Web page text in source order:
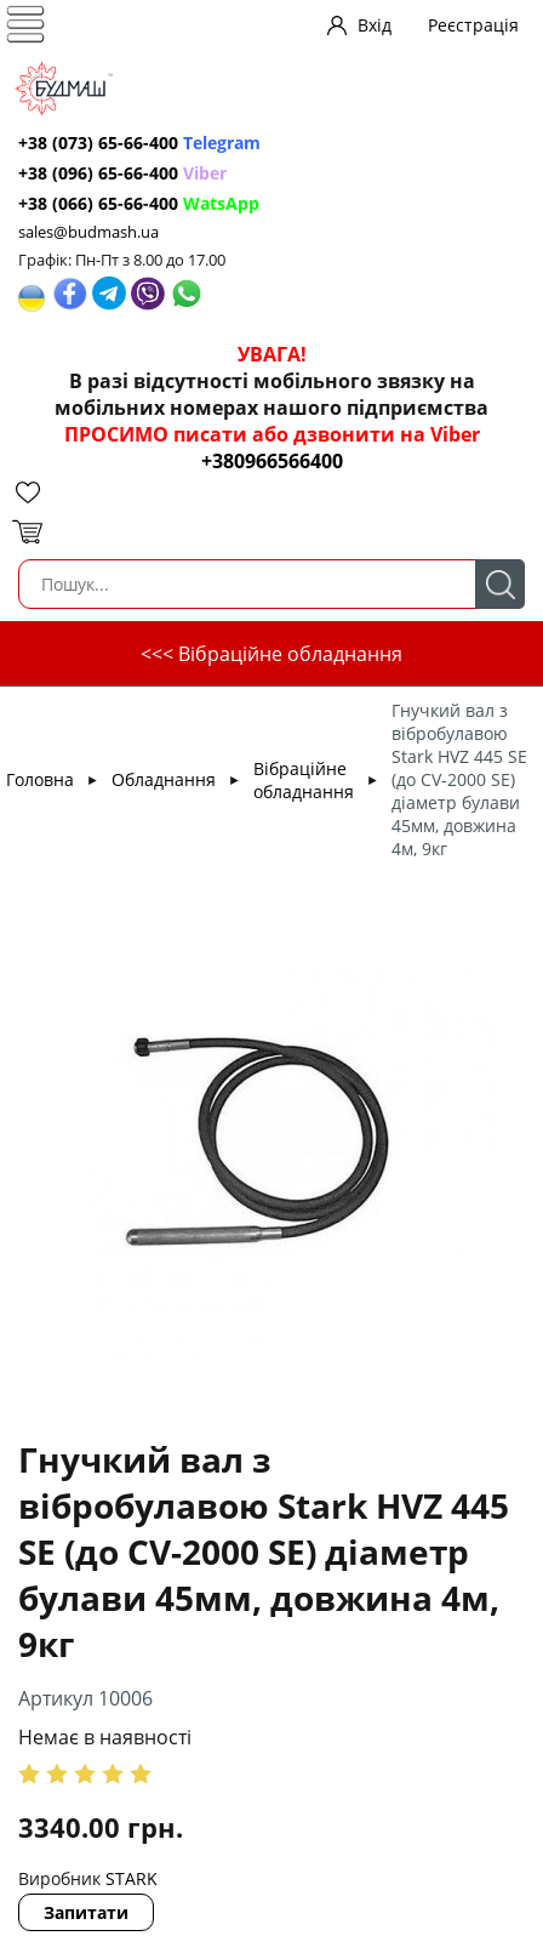
Вхід Реєстрація
+38 (073) 65-66-400 Telegram
+38 (096) 65-66-400 Viber
+38 (066) 65-66-400 WatsApp
sales@budmash.ua
Графік: Пн-Пт з 8.00 до 17.00
УВАГА!
В разі відсутності мобільного звязку на
мобільних номерах нашого підприємства
ПРОСИМО писати або дзвонити на Viber
+380966566400
<<< Вібраційне обладнання
Головна ► Обладнання ►
Вібраційне
обладнання
►
Гнучкий вал з
вібробулавою
Stark HVZ 445 SE
(до CV-2000 SE)
діаметр булави
45мм, довжина
4м, 9кг
Гнучкий вал з
вібробулавою Stark HVZ 445
SE (до CV-2000 SE) діаметр
булави 45мм, довжина 4м,
9кг
Артикул 10006
Немає в наявності
3340.00 грн.
Виробник STARK
Запитати